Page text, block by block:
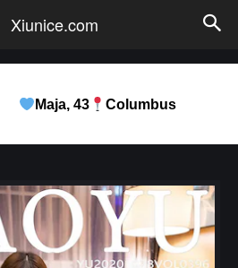
Xiunice.com
Maja, 43 Columbus